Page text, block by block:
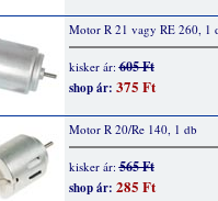
Motor R 21 vagy RE 260, 1
kisker ár:605 Ft
shop ár: 375 Ft
Motor R 20/Re 140, 1 db
kisker ár:565 Ft
shop ár: 285 Ft